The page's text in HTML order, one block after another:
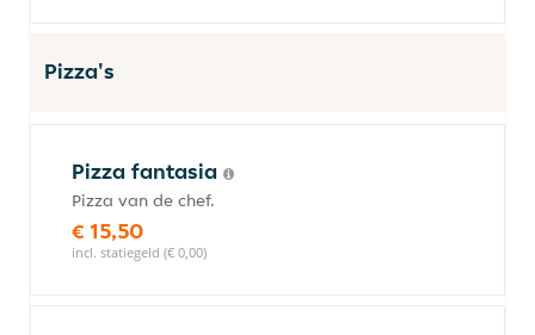
Pizza's
Pizza fantasia
Pizza van de chef.
€ 15,50
incl. statiegeld (€ 0,00)